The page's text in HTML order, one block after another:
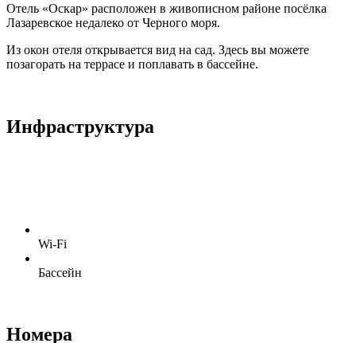
Отель «Оскар» расположен в живописном районе посёлка
Лазаревское недалеко от Черного моря.
Из окон отеля открывается вид на сад. Здесь вы можете
позагорать на террасе и поплавать в бассейне.
Инфраструктура
Wi-Fi
Бассейн
Номера